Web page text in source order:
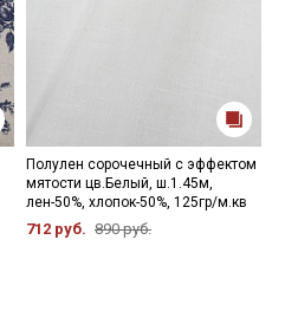
Полулен сорочечный с эффектом
мятости цв.Белый, ш.1.45м,
лен-50%, хлопок-50%, 125гр/м.кв
712 руб. 890 руб.